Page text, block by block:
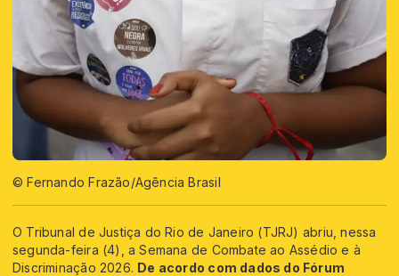
© Fernando Frazão/Agência Brasil
O Tribunal de Justiça do Rio de Janeiro (TJRJ) abriu, nessa
segunda-feira (4), a Semana de Combate ao Assédio e à
Discriminação 2026. De acordo com dados do Fórum